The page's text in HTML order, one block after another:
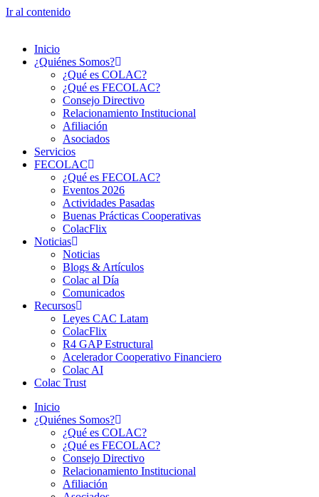
Ir al contenido
Inicio
¿Quiénes Somos?
¿Qué es COLAC?
¿Qué es FECOLAC?
Consejo Directivo
Relacionamiento Institucional
Afiliación
Asociados
Servicios
FECOLAC
¿Qué es FECOLAC?
Eventos 2026
Actividades Pasadas
Buenas Prácticas Cooperativas
ColacFlix
Noticias
Noticias
Blogs & Artículos
Colac al Día
Comunicados
Recursos
Leyes CAC Latam
ColacFlix
R4 GAP Estructural
Acelerador Cooperativo Financiero
Colac AI
Colac Trust
Inicio
¿Quiénes Somos?
¿Qué es COLAC?
¿Qué es FECOLAC?
Consejo Directivo
Relacionamiento Institucional
Afiliación